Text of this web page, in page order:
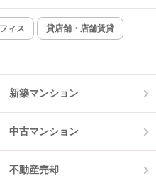
ィス 貸店舗・店舗賃貸
新築マンション
中古マンション
不動産売却